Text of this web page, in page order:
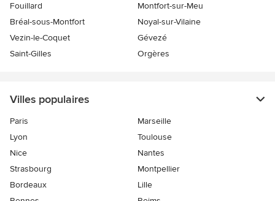
Fouillard
Montfort-sur-Meu
Bréal-sous-Montfort
Noyal-sur-Vilaine
Vezin-le-Coquet
Gévezé
Saint-Gilles
Orgères
Villes populaires
Paris
Marseille
Lyon
Toulouse
Nice
Nantes
Strasbourg
Montpellier
Bordeaux
Lille